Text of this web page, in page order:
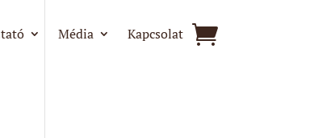
Média Kapcsolat